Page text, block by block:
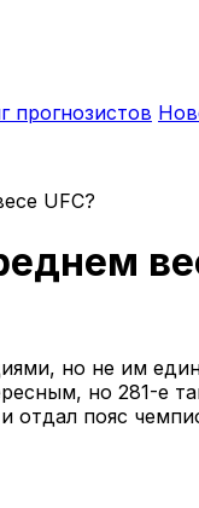
прогнозистов
UFC?
но не им
но 281-е
пояс